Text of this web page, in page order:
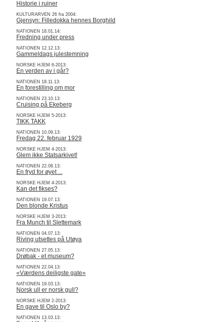
Historie i ruiner
KULTURARVEN 26 fra 2004:
Gjensyn: Filledokka hennes Borghild
NATIONEN 18.01.14:
Fredning under press
NATIONEN 12.12.13:
Gammeldags julestemning
NORSKE HJEM 6-2013:
En verden av i går?
NATIONEN 18.11.13:
En forestilling om mor
NATIONEN 23.10.13:
Cruising på Ekeberg
NORSKE HJEM 5-2013:
TIKK TAKK
NATIONEN 10.09.13:
Fredag 22. februar 1929
NORSKE HJEM 4-2013:
Glem ikke Statsarkivet!
NATIONEN 22.08.13:
En fryd for øyet ...
NORSKE HJEM 4-2013:
Kan det fikses?
NATIONEN 19.07.13:
Den blonde Kristus
NORSKE HJEM 3-2013:
Fra Munch til Slettemark
NATIONEN 04.07.13:
Riving utsettes på Utøya
NATIONEN 27.05.13:
Drøbak - et museum?
NATIONEN 22.04.13:
«Værdens deiligste gate»
NATIONEN 19.03.13:
Norsk ull er norsk gull?
NORSKE HJEM 2-2013:
En gave til Oslo by?
NATIONEN 13.03.13: